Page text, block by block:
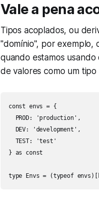
Vale a pena
Tipos acoplados, ou
"domínio", por exemplo,
quando estamos
de valores como um tipo
const envs = {
  PROD: 'production',
  DEV: 'development',
  TEST: 'test'
} as const
type Envs = (typeof